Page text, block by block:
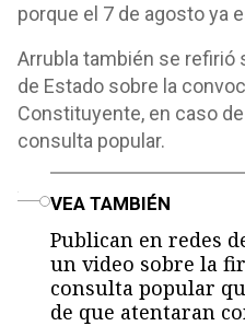
porque el 7 de agosto ya
Arrubla también se
de Estado sobre la
Constituyente, en caso
consulta popular.
VEA TAMBIÉN
Publican en redes
un video sobre la
consulta popular
de que atentaran